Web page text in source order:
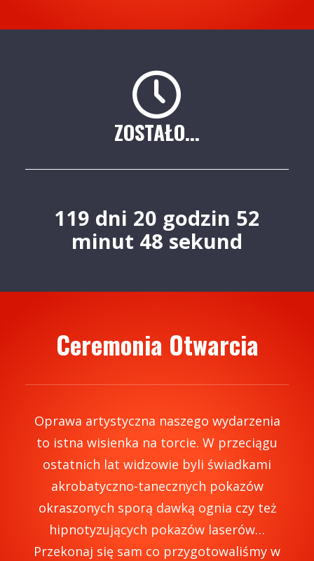
ZOSTAŁO...
119 dni 20 godzin 52
minut 47 sekund
Ceremonia Otwarcia
Oprawa artystyczna naszego wydarzenia
to istna wisienka na torcie. W przeciągu
ostatnich lat widzowie byli świadkami
akrobatyczno-tanecznych pokazów
okraszonych sporą dawką ognia czy też
hipnotyzujących pokazów laserów…
Przekonaj się sam co przygotowaliśmy w